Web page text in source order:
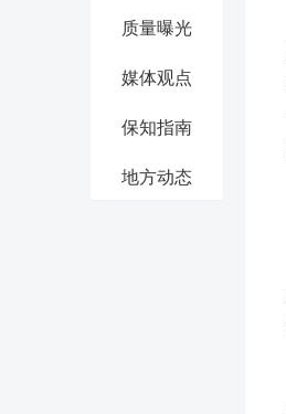
质量曝光
媒体观点
保知指南
地方动态